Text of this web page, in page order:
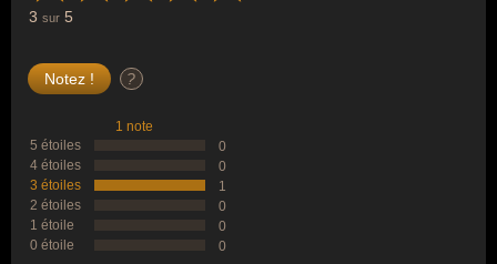
3 sur 5
?
1 note
5 étoiles
0
4 étoiles
0
3 étoiles
1
2 étoiles
0
1 étoile
0
0 étoile
0